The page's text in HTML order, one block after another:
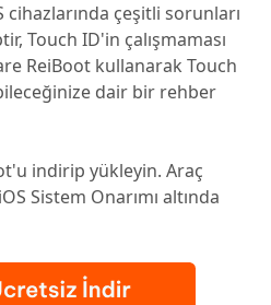
cihazlarında çeşitli sorunları
Touch ID'in çalışmaması
ReiBoot kullanarak Touch
dair bir rehber
indirip yükleyin. Araç
Sistem Onarımı altında